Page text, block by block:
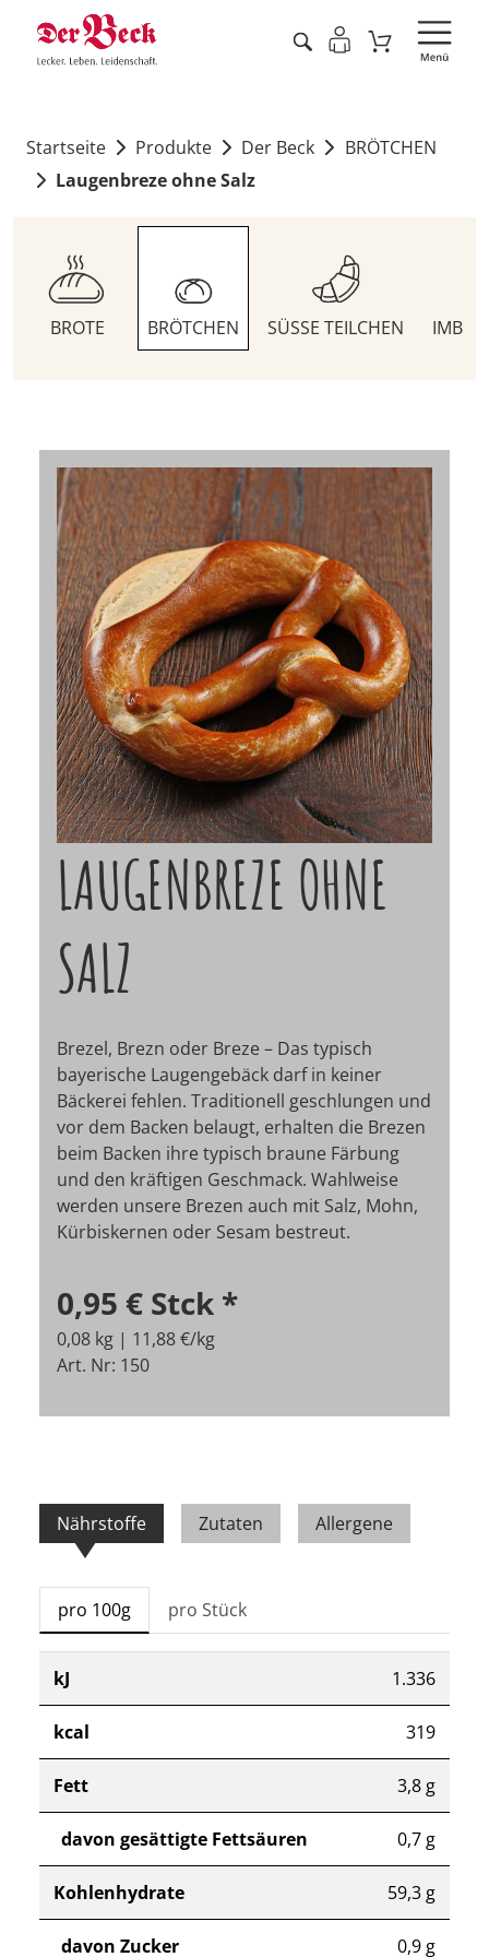
Startseite Produkte Der Beck
BRÖTCHEN
Laugenbreze ohne Salz
BROTE BRÖTCHEN SÜSSE TEILCHEN
LAUGENBREZE OHNE
SALZ
Brezel, Brezn oder Breze – Das typisch
bayerische Laugengebäck darf in keiner
Bäckerei fehlen. Traditionell geschlungen und
vor dem Backen belaugt, erhalten die Brezen
beim Backen ihre typisch braune Färbung
und den kräftigen Geschmack. Wahlweise
werden unsere Brezen auch mit Salz, Mohn,
Kürbiskernen oder Sesam bestreut.
0,95 € Stck *
0,08 kg | 11,88 €/kg
Art. Nr: 150
Nährstoffe Zutaten Allergene
pro 100g pro Stück
kJ 1.336
kcal 319
Fett 3,8 g
davon gesättigte Fettsäuren 0,7 g
Kohlenhydrate 59,3 g
davon Zucker 0,9 g